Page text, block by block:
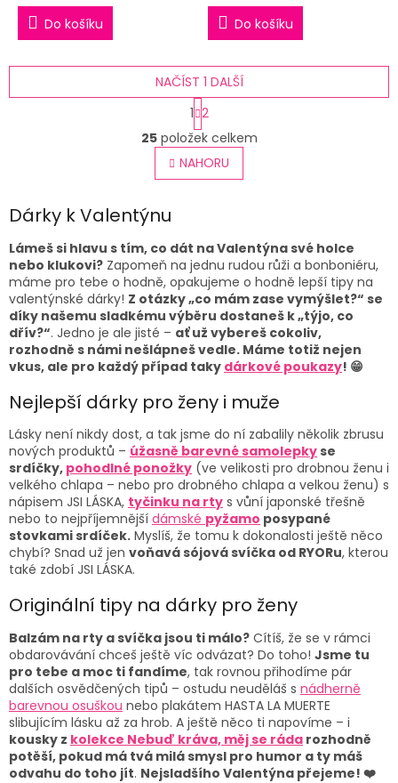
Do košíku Do košíku
O
v
l
á
í
p
r
v
k
y
v
ý
i
u
NAČÍST 1 DALŠÍ
S
t
r
á
n
k
n
í
1 2
25položek celkem
NAHORU
Dárky k Valentýnu
Lámeš si hlavu s tím, co dát na Valentýna své holce
nebo klukovi? Zapomeň na jednu rudou růži a bonboniéru,
máme pro tebe o hodně, opakujeme o hodně lepší tipy na
valentýnské dárky! Z otázky „co mám zase vymýšlet?“ se
díky našemu sladkému výběru dostaneš k „týjo, co
dřív?“. Jedno je ale jisté – ať už vybereš cokoliv,
rozhodně s námi nešlápneš vedle. Máme totiž nejen
vkus, ale pro každý případ taky dárkové poukazy! 😁
Nejlepší dárky pro ženy i muže
Lásky není nikdy dost, a tak jsme do ní zabalily několik zbrusu
nových produktů – úžasně barevné samolepkyse
srdíčky, pohodlné ponožky (ve velikosti pro drobnou ženu i
velkého chlapa – nebo pro drobného chlapa a velkou ženu) s
nápisem JSI LÁSKA, tyčinku na rty s vůní japonské třešně
nebo to nejpříjemnější dámské pyžamo posypané
stovkami srdíček. Myslíš, že tomu k dokonalosti ještě něco
chybí? Snad už jen voňavá sójová svíčka od RYORu, kterou
také zdobí JSI LÁSKA.
Originální tipy na dárky pro ženy
Balzám na rty a svíčka jsou ti málo? Cítíš, že se v rámci
obdarovávání chceš ještě víc odvázat? Do toho! Jsme tu
pro tebe a moc ti fandíme, tak rovnou přihodíme pár
dalších osvědčených tipů – ostudu neuděláš s nádherně
barevnou osuškou nebo plakátem HASTA LA MUERTE
slibujícím lásku až za hrob. A ještě něco ti napovíme – i
kousky z kolekce Nebuď kráva, měj se ráda rozhodně
potěší, pokud má tvá milá smysl pro humor a ty máš
odvahu do toho jít. Nejsladšího Valentýna přejeme! ❤️